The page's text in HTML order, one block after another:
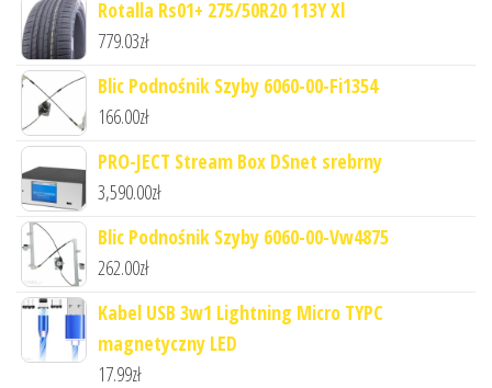
Rotalla Rs01+ 275/50R20 113Y Xl
779.03zł
Blic Podnośnik Szyby 6060-00-Fi1354
166.00zł
PRO-JECT Stream Box DSnet srebrny
3,590.00zł
Blic Podnośnik Szyby 6060-00-Vw4875
262.00zł
Kabel USB 3w1 Lightning Micro TYPC
magnetyczny LED
17.99zł